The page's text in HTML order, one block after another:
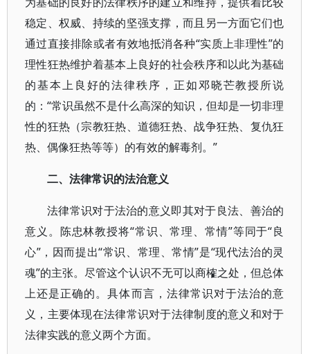
稳定、权威、持续的坚强支撑，而且另一方面它们也
通过直接排除或者有效地抵消各种“实质上非理性”的
理性狂热维护着基本上良好的社会秩序和以此为基础
的基本上良好的法律秩序，正如邓晓芒教授所说
的：“常识虽然不是什么高深的知识，但却是一切非理
性的狂热（宗教狂热、道德狂热、战争狂热、复仇狂
热、偶像狂热等等）的有效的解毒剂。”
二、法律常识的法治意义
法律常识对于法治的意义即其对于良法、善治的
意义。陈忠林教授将“常识、常理、常情”等同于“良
心”，因而提出“常识、常理、常情”是“现代法治的灵
魂”的主张。尽管这个认识不无可以商榷之处，但总体
上还是正确的。具体而言，法律常识对于法治的意
义，主要体现在法律常识对于法律制度的意义和对于
法律实践的意义两个方面。